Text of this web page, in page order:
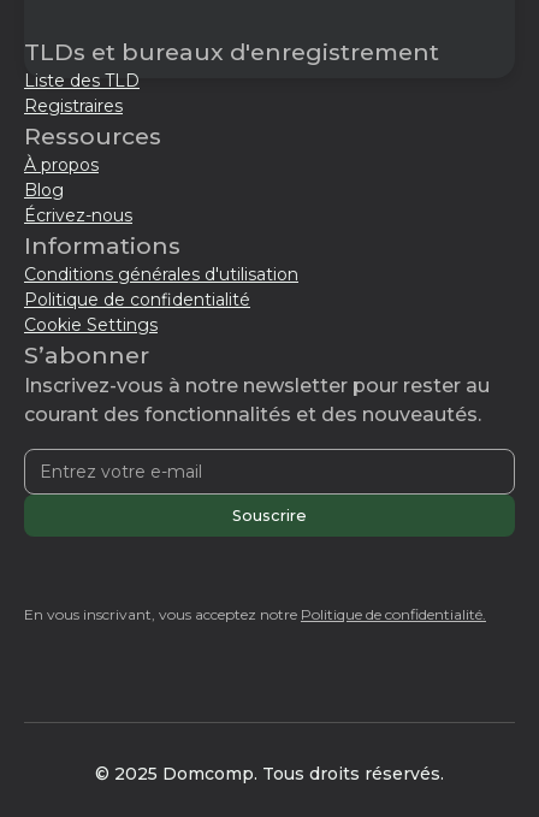
TLDs et bureaux d'enregistrement
Liste des TLD
Registraires
Ressources
À propos
Blog
Écrivez-nous
Informations
Conditions générales d'utilisation
Politique de confidentialité
Cookie Settings
S’abonner
Inscrivez-vous à notre newsletter pour rester au
courant des fonctionnalités et des nouveautés.
En vous inscrivant, vous acceptez notre Politique de confidentialité.
© 2025 Domcomp. Tous droits réservés.